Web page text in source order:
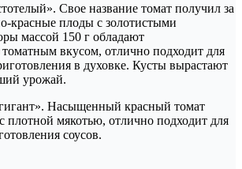
Свое название томат получил за
красные плоды с золотистыми
массой 150 г обладают
вкусом, отлично подходит для
в духовке. Кусты вырастают
урожай.
Насыщенный красный томат
мякотью, отлично подходит для
соусов.